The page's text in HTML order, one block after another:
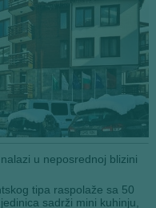
u neposrednoj blizini
tipa raspolaže sa 50
sadrži mini kuhinju,